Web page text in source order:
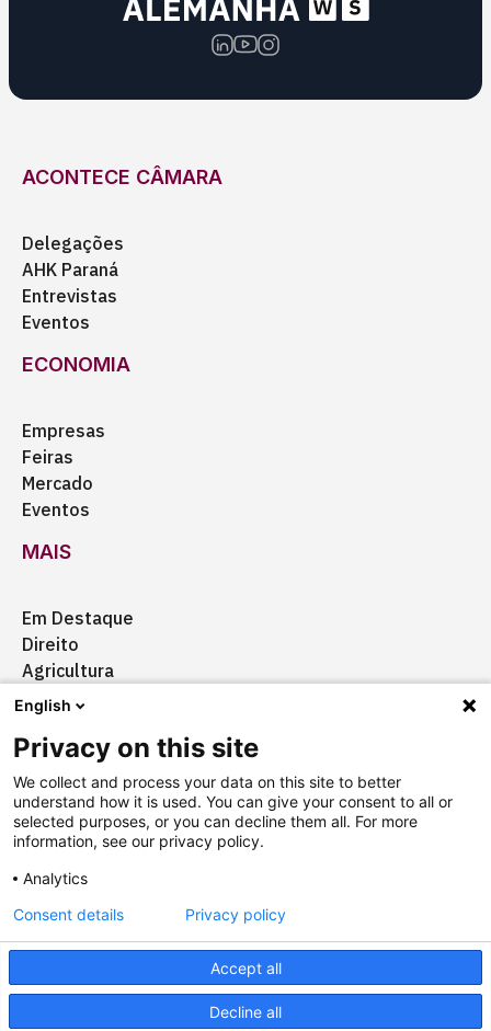
ACONTECE CÂMARA
Delegações
AHK Paraná
Entrevistas
Eventos
ECONOMIA
Empresas
Feiras
Mercado
Eventos
MAIS
Em Destaque
Direito
Agricultura
Certificação
Aquisições
Copyright © 2025 Câmara Brasil-Alemanha
Termos
Designed byagência ili
Powered byfalcotec
English
Privacy on this site
We collect and process your data on this site to better
understand how it is used. You can give your consent to all or
selected purposes, or you can decline them all. For more
information, see our privacy policy.
Analytics
Accept all
Decline all
Consent details Privacy policy